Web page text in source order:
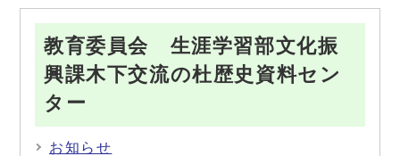
教育委員会 生涯学習部文化振
興課木下交流の杜歴史資料セン
ター
お知らせ